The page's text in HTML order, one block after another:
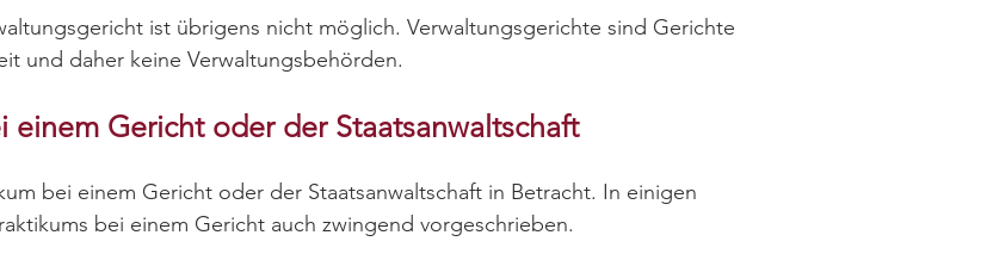
ist übrigens nicht möglich. Verwaltungsgerichte sind Gerichte
und daher keine Verwaltungsbehörden.
einem Gericht oder der Staatsanwaltschaft
bei einem Gericht oder der Staatsanwaltschaft in Betracht. In einigen
bei einem Gericht auch zwingend vorgeschrieben.